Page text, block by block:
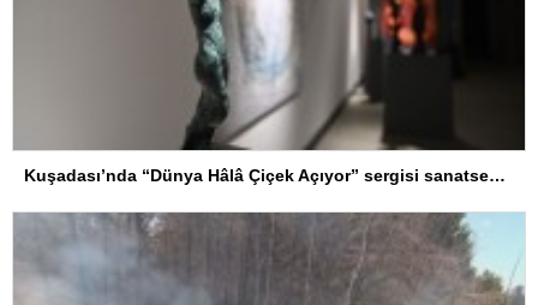
Kuşadası’nda “Dünya Hâlâ Çiçek Açıyor” sergisi sanatseverlerle buluşuyor